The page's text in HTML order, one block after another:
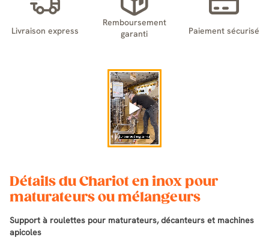
Livraison express
Remboursement
garanti
Paiement sécurisé
Détails du Chariot en inox pour
maturateurs ou mélangeurs
Support à roulettes pour maturateurs, décanteurs et machines
apicoles